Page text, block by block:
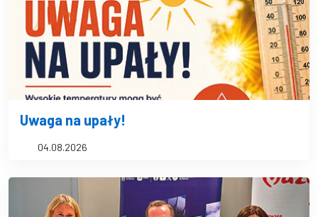
Uwaga na upały!
04.08.2026